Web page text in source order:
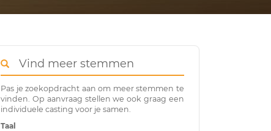
Vind meer stemmen
Pas je zoekopdracht aan om meer stemmen te
vinden. Op aanvraag stellen we ook graag een
individuele casting voor je samen.
Taal